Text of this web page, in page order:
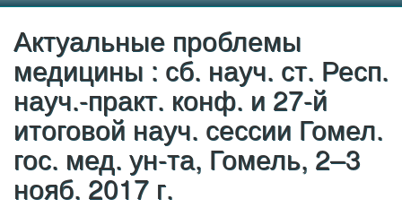
Актуальные проблемы
медицины : сб. науч. ст. Респ.
науч.-практ. конф. и 27-й
итоговой науч. сессии Гомел.
гос. мед. ун-та, Гомель, 2–3
нояб. 2017 г.